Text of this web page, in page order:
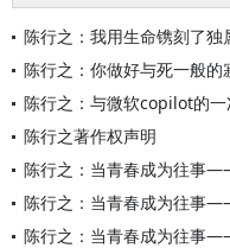
陈行之：我用生命镌刻了独
陈行之：你做好与死一般的
陈行之：与微软copilot的一
陈行之著作权声明
陈行之：当青春成为往事
陈行之：当青春成为往事
陈行之：当青春成为往事